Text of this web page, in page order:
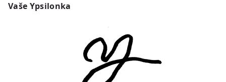
Vaše Ypsilonka